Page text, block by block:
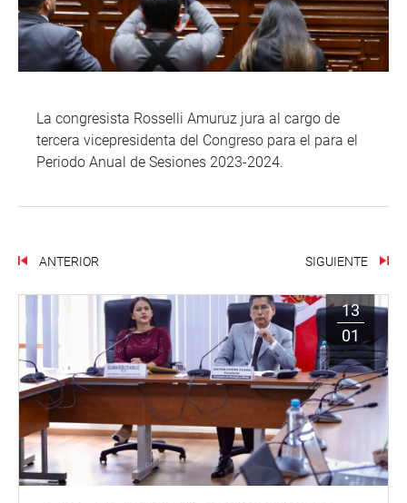
La congresista Rosselli Amuruz jura al cargo de
tercera vicepresidenta del Congreso para el para el
Periodo Anual de Sesiones 2023-2024.
ANTERIOR SIGUIENTE
13
01